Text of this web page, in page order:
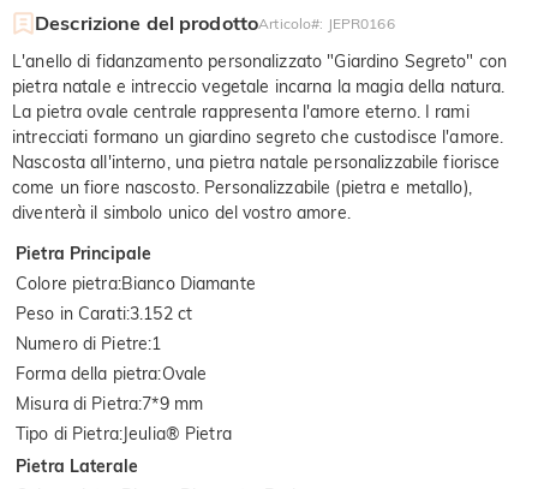
Descrizione del prodottoArticolo#: JEPR0166
L'anello di fidanzamento personalizzato "Giardino Segreto" con
pietra natale e intreccio vegetale incarna la magia della natura.
La pietra ovale centrale rappresenta l'amore eterno. I rami
intrecciati formano un giardino segreto che custodisce l'amore.
Nascosta all'interno, una pietra natale personalizzabile fiorisce
come un fiore nascosto. Personalizzabile (pietra e metallo),
diventerà il simbolo unico del vostro amore.
Pietra Principale
Colore pietra:Bianco Diamante
Peso in Carati:3.152 ct
Numero di Pietre:1
Forma della pietra:Ovale
Misura di Pietra:7*9 mm
Tipo di Pietra:Jeulia® Pietra
Pietra Laterale